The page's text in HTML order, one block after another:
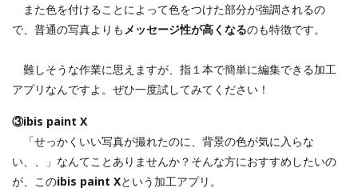
また色を付けることによって色をつけた部分が強調されるの
で、普通の写真よりもメッセージ性が高くなるのも特徴です。
難しそうな作業に思えますが、指１本で簡単に編集できる加工
アプリなんですよ。ぜひ一度試してみてください！
③ibis paint X
「せっかくいい写真が撮れたのに、背景の色が気に入らな
い、、」なんてことありませんか？そんな方におすすめしたいの
が、このibis paint Xという加工アプリ。